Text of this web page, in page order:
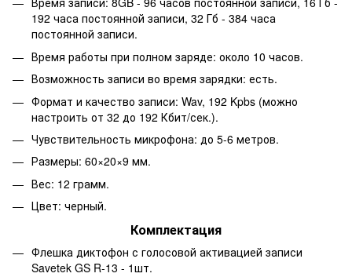
192 часа постоянной записи, 32 Гб - 384 часа
постоянной записи.
Время работы при полном заряде: около 10 часов.
Возможность записи во время зарядки: есть.
Формат и качество записи: Wav, 192 Kpbs (можно
настроить от 32 до 192 Кбит/сек.).
Чувствительность микрофона: до 5-6 метров.
Размеры: 60×20×9 мм.
Вес: 12 грамм.
Цвет: черный.
Комплектация
Флешка диктофон с голосовой активацией записи
Savetek GS R-13 - 1шт.